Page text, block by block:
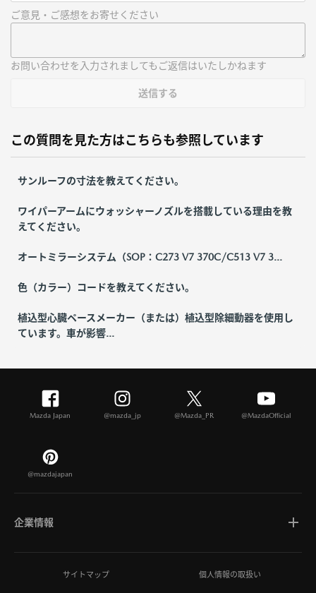
ご意見・ご感想をお寄せください
お問い合わせを入力されましてもご返信はいたしかねます
送信する
この質問を見た方はこちらも参照しています
サンルーフの寸法を教えてください。
ワイパーアームにウォッシャーノズルを搭載している理由を教
えてください。
オートミラーシステム（SOP：C273 V7 370C/C513 V7 3...
色（カラー）コードを教えてください。
植込型心臓ペースメーカー（または）植込型除細動器を使用し
ています。車が影響...
Mazda Japan @mazda_jp @Mazda_PR @MazdaOfficial
@mazdajapan
企業情報
マツダについてサイトマップ 個人情報の取扱い